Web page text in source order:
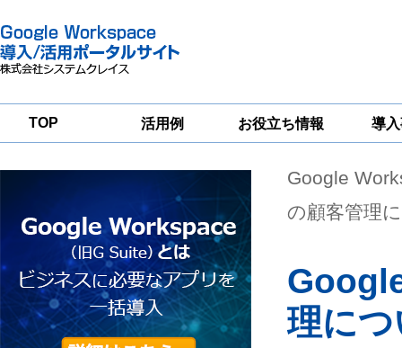
TOP 活用例 お役立ち情報
一
導
グループウェア
移行支援
Google
Workspace
セキュリティ
対策サービス
Google
の顧客管理
理に